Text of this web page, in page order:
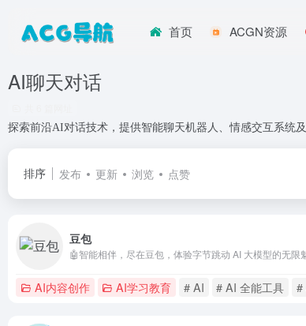
首页 ACGN资源
AI聊天对话
探索前沿AI对话技术，提供智能聊天机器人、情感交互系统
排序 发布 更新 浏览 点赞
豆包
🤖智能相伴，尽在豆包，体验字节跳动 AI 大模型的无限
AI内容创作 AI学习教育 # AI # AI 全能工具 #